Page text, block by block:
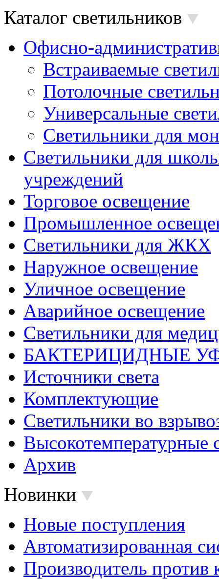
Каталог светильников
Офисно-
Встраиваемые
Потолочные
Универсальные
Светильники для
Светильники для
учреждений
Торговое освещение
Промышленное
Светильники для ЖКХ
Наружное освещение
Уличное освещение
Аварийное освещение
Светильники для
БАКТЕРИЦИДНЫЕ
Источники света
Комплектующие
Светильники во
Высокотемпературные
Архив
Новинки
Новые поступления
Автоматизированная
Производитель против